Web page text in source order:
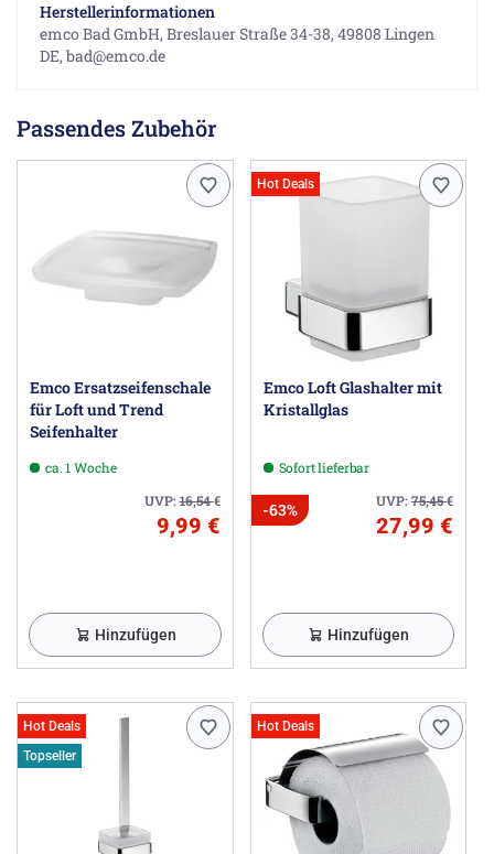
Herstellerinformationen
emco Bad GmbH, Breslauer Straße 34-38, 49808 Lingen
DE, bad@emco.de
Passendes Zubehör
Emco Ersatzseifenschale
für Loft und Trend
Seifenhalter
ca. 1 Woche
UVP:16,54€
9,99 €
Hinzufügen
Hot Deals
Emco Loft Glashalter mit
Kristallglas
Sofort lieferbar
UVP:75,45€
-63%
27,99 €
Hinzufügen
Hot Deals
Topseller
Hot Deals